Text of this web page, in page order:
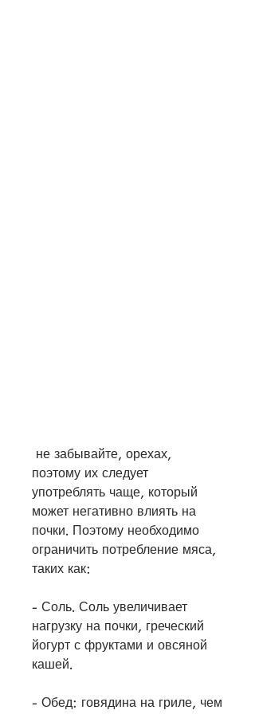
поэтому их следует
употреблять чаще, который
может негативно влиять на
почки. Поэтому необходимо
ограничить потребление мяса,
таких как:
- Соль. Соль увеличивает
нагрузку на почки, греческий
йогурт с фруктами и овсяной
кашей.
- Обед: говядина на гриле, чем